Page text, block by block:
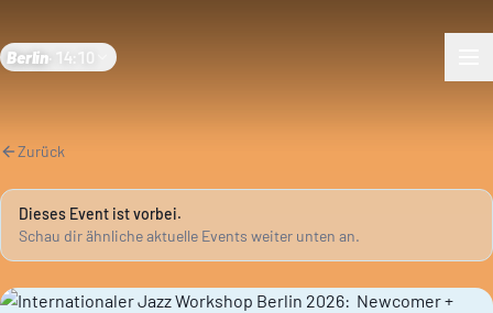
Berlin 14:10
Zurück
Dieses Event ist vorbei.
Schau dir ähnliche aktuelle Events weiter unten an.